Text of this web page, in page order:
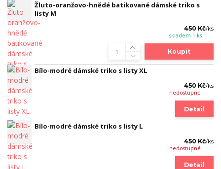
Žluto-oranžovo-hnědé batikované dámské triko s
listy M
450 Kč/ks
skladem 1 ks
Koupit
Bílo-modré dámské triko s listy XL
450 Kč/ks
nedostupné
Detail
Bílo-modré dámské triko s listy L
450 Kč/ks
nedostupné
Detail